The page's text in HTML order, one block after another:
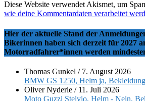
Diese Website verwendet Akismet, um
wie deine Kommentardaten verarbeitet
Hier der aktuelle Stand der
Bikerinnen haben sich derzeit für 2027
Motorradfahrer*innen werden
Thomas Gunkel / 7. August 2026
BMW GS 1250, Helm ja,
Oliver Nyderle / 11. Juli 2026
Moto Guzzi Stelvio, Helm - Nein,